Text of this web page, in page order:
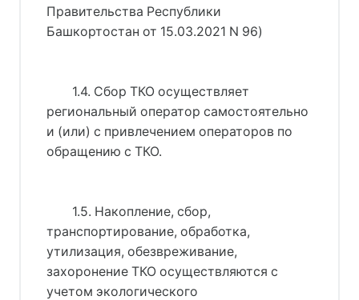
Правительства Республики
Башкортостан от 15.03.2021 N 96)
1.4. Сбор ТКО осуществляет
региональный оператор самостоятельно
и (или) с привлечением операторов по
обращению с ТКО.
1.5. Накопление, сбор,
транспортирование, обработка,
утилизация, обезвреживание,
захоронение ТКО осуществляются с
учетом экологического